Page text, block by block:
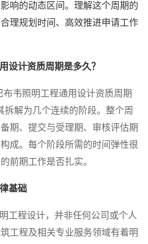
响的动态区间。理解这个周期的
理规划时间、高效推进申请工作
设计资质周期是多久？
韦照明工程通用设计资质周期
拆解为几个连续的阶段。整个周
期、提交与受理期、审核评估期
成。每个阶段所需的时间弹性很
前期工作是否扎实。
基础
程设计，并非任何公司或个人
工程及相关专业服务领域有着明